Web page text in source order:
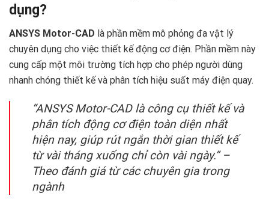
dụng?
ANSYS Motor-CAD là phần mềm mô phỏng đa vật lý
chuyên dụng cho việc thiết kế động cơ điện. Phần mềm này
cung cấp một môi trường tích hợp cho phép người dùng
nhanh chóng thiết kế và phân tích hiệu suất máy điện quay.
“ANSYS Motor-CAD là công cụ thiết kế và
phân tích động cơ điện toàn diện nhất
hiện nay, giúp rút ngắn thời gian thiết kế
từ vài tháng xuống chỉ còn vài ngày.” –
Theo đánh giá từ các chuyên gia trong
ngành